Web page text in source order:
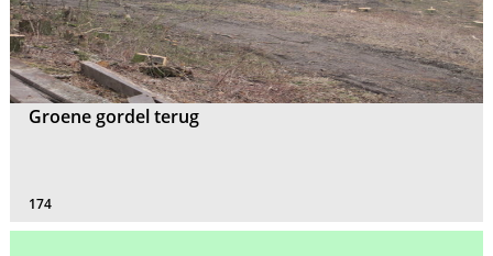
Groene gordel terug
174